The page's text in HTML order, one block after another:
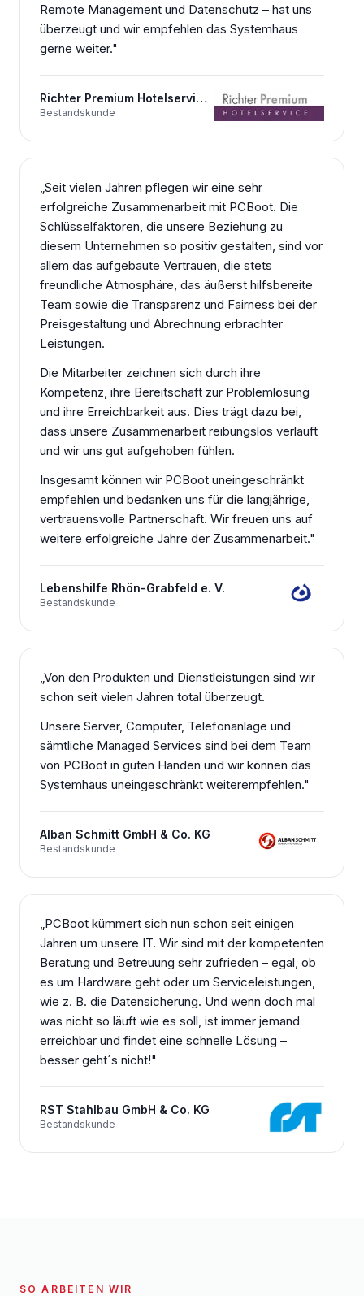
Remote Management und Datenschutz – hat uns
überzeugt und wir empfehlen das Systemhaus
gerne weiter."
Richter Premium Hotelservice GmbH
Bestandskunde
Seit vielen Jahren pflegen wir eine sehr
erfolgreiche Zusammenarbeit mit PCBoot. Die
Schlüsselfaktoren, die unsere Beziehung zu
diesem Unternehmen so positiv gestalten, sind vor
allem das aufgebaute Vertrauen, die stets
freundliche Atmosphäre, das äußerst hilfsbereite
Team sowie die Transparenz und Fairness bei der
Preisgestaltung und Abrechnung erbrachter
Leistungen.
Die Mitarbeiter zeichnen sich durch ihre
Kompetenz, ihre Bereitschaft zur Problemlösung
und ihre Erreichbarkeit aus. Dies trägt dazu bei,
dass unsere Zusammenarbeit reibungslos verläuft
und wir uns gut aufgehoben fühlen.
Insgesamt können wir PCBoot uneingeschränkt
empfehlen und bedanken uns für die langjährige,
vertrauensvolle Partnerschaft. Wir freuen uns auf
weitere erfolgreiche Jahre der Zusammenarbeit."
Lebenshilfe Rhön-Grabfeld e. V.
Bestandskunde
Von den Produkten und Dienstleistungen sind wir
schon seit vielen Jahren total überzeugt.
Unsere Server, Computer, Telefonanlage und
sämtliche Managed Services sind bei dem Team
von PCBoot in guten Händen und wir können das
Systemhaus uneingeschränkt weiterempfehlen."
Alban Schmitt GmbH & Co. KG
Bestandskunde
PCBoot kümmert sich nun schon seit einigen
Jahren um unsere IT. Wir sind mit der kompetenten
Beratung und Betreuung sehr zufrieden – egal, ob
es um Hardware geht oder um Serviceleistungen,
wie z. B. die Datensicherung. Und wenn doch mal
was nicht so läuft wie es soll, ist immer jemand
erreichbar und findet eine schnelle Lösung –
besser geht´s nicht!"
RST Stahlbau GmbH & Co. KG
Bestandskunde
SO ARBEITEN WIR